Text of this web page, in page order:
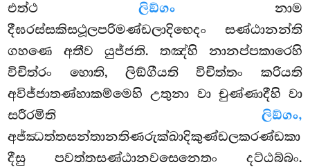
එත්ථ ලිඞ්ගංනාම
දීඝරස්සකිසථූලපරිමණ්ඩලාදිභෙදං සණ්ඨානන්ති
ගහණෙ අතීව යුජ්ජති. තඤ්හි නානප්පකාරෙහි
විචිත්රං හොති, ලිඞ්ගීයති විචිත්තං කරියති
අවිජ්ජාතණ්හාකම්මෙහි උතුනා වා චුණ්ණාදීහි වා
සරීරමිති ලිඞ්ගං,
අජ්ඣත්තසන්තානතිණරුක්ඛාදිකුණ්ඩලකරණ්ඩකා
දීසු පවත්තසණ්ඨානවසෙනෙතං දට්ඨබ්බං.